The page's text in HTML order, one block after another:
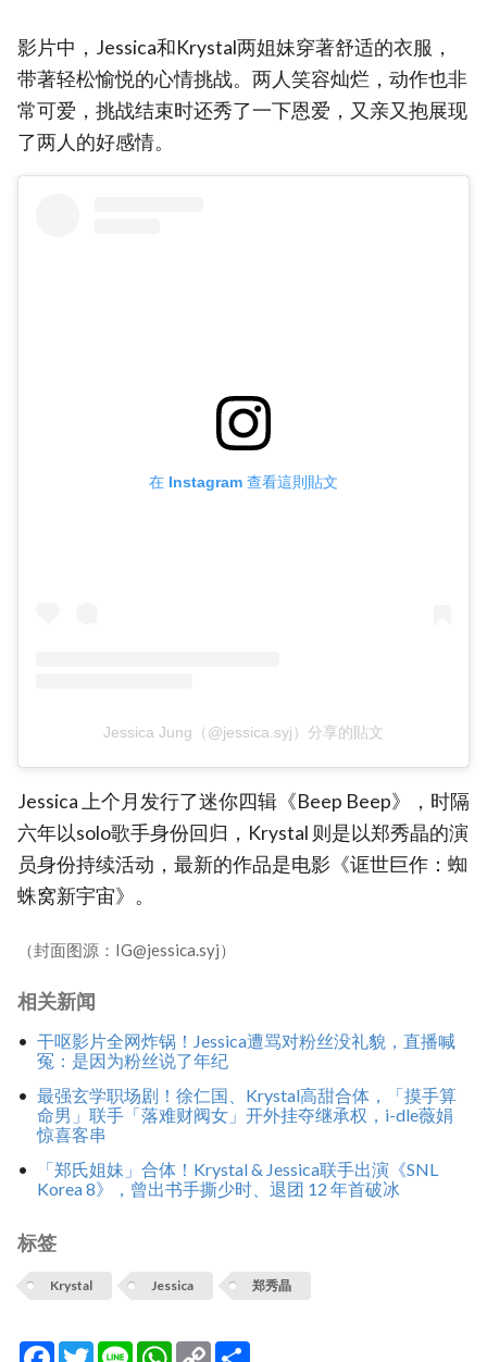
影片中，Jessica和Krystal两姐妹穿著舒适的衣服，
带著轻松愉悦的心情挑战。两人笑容灿烂，动作也非
常可爱，挑战结束时还秀了一下恩爱，又亲又抱展现
了两人的好感情。
在 Instagram 查看這則貼文
Jessica Jung（@jessica.syj）分享的貼文
Jessica 上个月发行了迷你四辑《Beep Beep》，时隔
六年以solo歌手身份回归，Krystal 则是以郑秀晶的演
员身份持续活动，最新的作品是电影《诓世巨作：蜘
蛛窝新宇宙》。
（封面图源：IG@jessica.syj）
相关新闻
干呕影片全网炸锅！Jessica遭骂对粉丝没礼貌，直播喊
冤：是因为粉丝说了年纪
最强玄学职场剧！徐仁国、Krystal高甜合体，「摸手算
命男」联手「落难财阀女」开外挂夺继承权，i-dle薇娟
惊喜客串
「郑氏姐妹」合体！Krystal & Jessica联手出演《SNL
Korea 8》，曾出书手撕少时、退团 12 年首破冰
标签
Krystal Jessica 郑秀晶
Facebook
TwitterLine WhatsApp
Copy